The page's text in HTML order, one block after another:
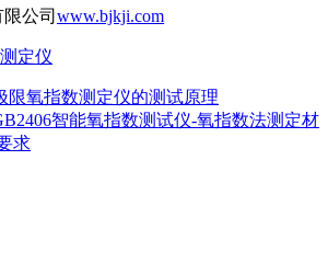
公司 www.bjkji.com
定仪
限氧指数测定仪的测试原理
智能氧指数测试仪-氧指数法测定材
求